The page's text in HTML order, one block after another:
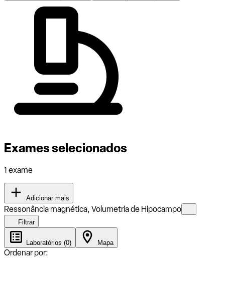
Exames selecionados
1 exame
Adicionar mais
Ressonância magnética, Volumetria de Hipocampo
Filtrar
Laboratórios (0) Mapa
Ordenar por: